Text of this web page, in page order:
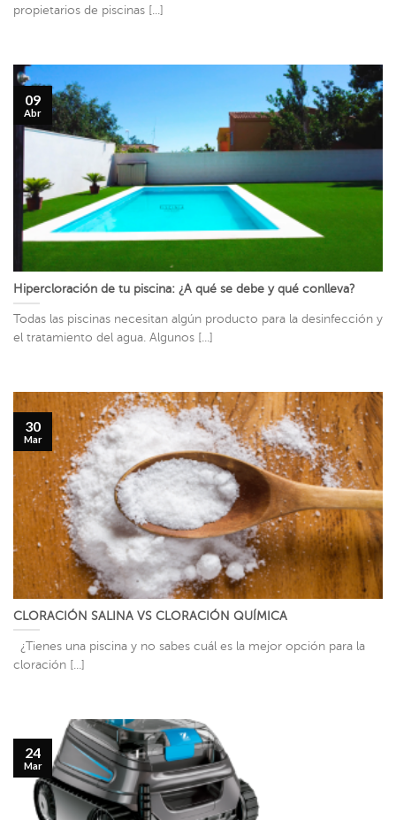
propietarios de piscinas [...]
Hipercloración de tu piscina: ¿A qué se debe y qué conlleva?
Todas las piscinas necesitan algún producto para la desinfección y
el tratamiento del agua. Algunos [...]
09
Abr
CLORACIÓN SALINA VS CLORACIÓN QUÍMICA
¿Tienes una piscina y no sabes cuál es la mejor opción para la
cloración [...]
30
Mar
24
Mar